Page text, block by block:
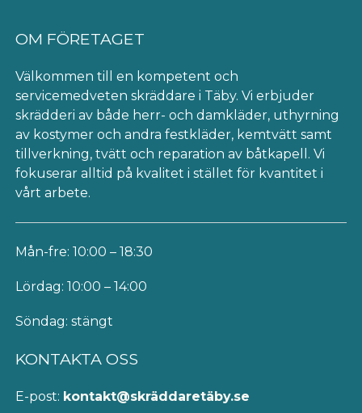
OM FÖRETAGET
Välkommen till en kompetent och
servicemedveten skräddare i Täby. Vi erbjuder
skrädderi av både herr- och damkläder, uthyrning
av kostymer och andra festkläder, kemtvätt samt
tillverkning, tvätt och reparation av båtkapell. Vi
fokuserar alltid på kvalitet i stället för kvantitet i
vårt arbete.
Mån-fre: 10:00 – 18:30
Lördag: 10:00 – 14:00
Söndag: stängt
KONTAKTA OSS
E-post: kontakt@skräddaretäby.se